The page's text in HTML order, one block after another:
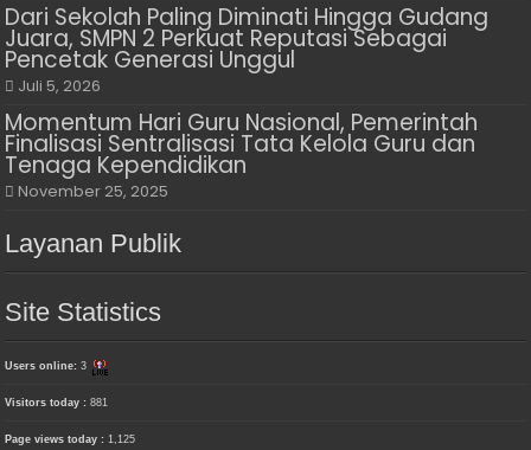
Dari Sekolah Paling Diminati Hingga Gudang
Juara, SMPN 2 Perkuat Reputasi Sebagai
Pencetak Generasi Unggul
Juli 5, 2026
Momentum Hari Guru Nasional, Pemerintah
Finalisasi Sentralisasi Tata Kelola Guru dan
Tenaga Kependidikan
November 25, 2025
Layanan Publik
Site Statistics
Users online:3
Visitors today :881
Page views today :1,125